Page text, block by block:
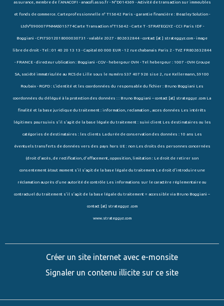
assurance, membre de l’ANACOFI - anacofi.asso.fr - N°D014369 - Activité de transaction sur immeubles
et fonds de commerce. Carteprofessionnelle n° T15642 Paris - garantie financière : Beazley Solution -
LtdV°090007PNMAS015774Carte Transaction n°T15642 - Carte T - STRATEGGYZ - CCI Paris IDF -
Boggiani - CPI75012018000030731 - valable 2027 - 802632844 - contact [at ] strateggyz.com - image
libre de droit - Tel : 01 40 20 13 13 - Capital 60 000 EUR - 12 rue chabanais Paris 2 - TVZ FR802632844
- FRANCE - directeur ublication : Boggiani - CGV - hebergeur OVH - Tel hebergeur : 1007 - OVH Groupe
SA, société immatriculée au RCS de Lille sous le numéro 537 407 926 sise 2, rue Kellermann, 59100
Roubaix - RGPD : L’identité et les coordonnées du responsable du fichier : Bruno Boggiani Les
coordonnées du délégué à la protection des données : : Bruno Boggiani – contact [at] strateggyz .com La
finalité et la base juridique du traitement : information, reclamation , acces données Les intérêts
légitimes poursuivis s’il s’agit de la base légale du traitement : suivi client Les destinataires ou les
catégories de destinataires : les clients La durée de conservation des données : 10 ans Les
éventuels transferts de données vers des pays hors UE : non Les droits des personnes concernées
(droit d’accès, de rectification, d’effacement, opposition, limitation : Le droit de retirer son
consentement à tout moment s’il s’agit de la base légale du traitement Le droit d’introduire une
réclamation auprès d’une autorité de contrôle Les informations sur le caractère réglementaire ou
contractuel du traitement s’il s’agit de la base légale du traitement = accessible via Bruno Boggiani –
contact [at] strateggyz .com
www.strateggyz.com
Créer un site internet avec e-monsite
Signaler un contenu illicite sur ce site